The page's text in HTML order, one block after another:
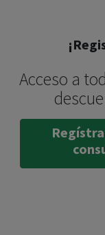
Acceso a